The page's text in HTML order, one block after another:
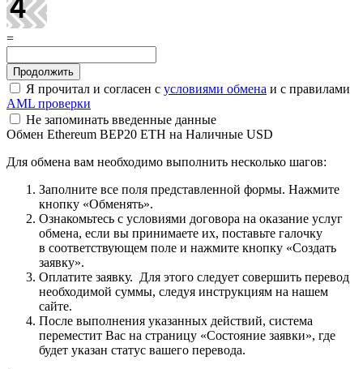
=
Я прочитал и согласен с условиями обмена и с правилами
AML проверки
Не запоминать введенные данные
Обмен Ethereum BEP20 ETH на Наличные USD
Для обмена вам необходимо выполнить несколько шагов:
Заполните все поля представленной формы. Нажмите
кнопку «Обменять».
Ознакомьтесь с условиями договора на оказание услуг
обмена, если вы принимаете их, поставьте галочку
в соответствующем поле и нажмите кнопку «Создать
заявку».
Оплатите заявку. Для этого следует совершить перевод
необходимой суммы, следуя инструкциям на нашем
сайте.
После выполнения указанных действий, система
переместит Вас на страницу «Состояние заявки», где
будет указан статус вашего перевода.